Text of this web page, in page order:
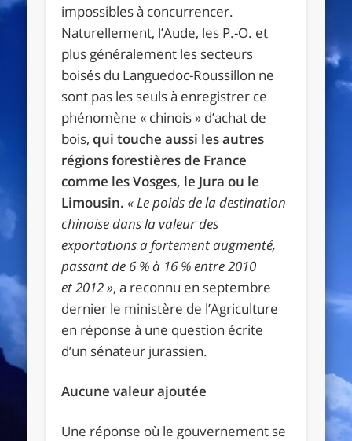
impossibles à concurrencer.
Naturellement, l’Aude, les P.-O. et
plus généralement les secteurs
boisés du Languedoc-Roussillon ne
sont pas les seuls à enregistrer ce
phénomène « chinois » d’achat de
bois,qui touche aussi les autres
régions forestières de France
comme les Vosges, le Jura ou le
Limousin. « Le poids de la destination
chinoise dans la valeur des
exportations a fortement augmenté,
passant de 6 % à 16 % entre 2010
et 2012 », a reconnu en septembre
dernier le ministère de l’Agriculture
en réponse à une question écrite
d’un sénateur jurassien.
Aucune valeur ajoutée
Une réponse où le gouvernement se